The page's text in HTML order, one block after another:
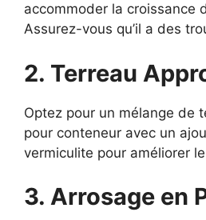
accommoder la croissance
Assurez-vous qu’il a des
2. Terreau
Optez pour un mélange de
pour conteneur avec un
vermiculite pour améliorer
3. Arrosage en